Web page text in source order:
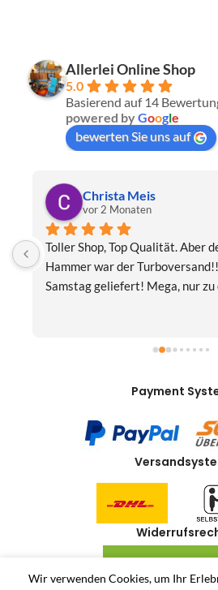
Allerlei Online Shop
5.0
Basierend auf 14
powered byGoogle
bewerten Sie uns auf
Christa Meis
vor 2 Monaten
Toller Shop, Top Qualität. Aber
Hammer war der
Samstag geliefert! Mega, nur zu
Payment
Wir verwenden Cookies, um Ihr